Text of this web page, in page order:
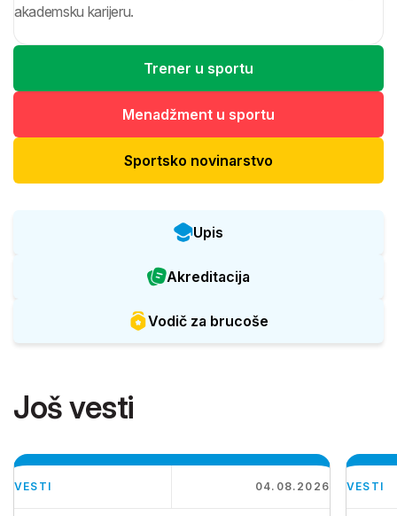
akademsku karijeru.
Trener u sportu
Menadžment u sportu
Sportsko novinarstvo
Upis
Akreditacija
Vodič za brucoše
Još vesti
VESTI 04.08.2026 VESTI